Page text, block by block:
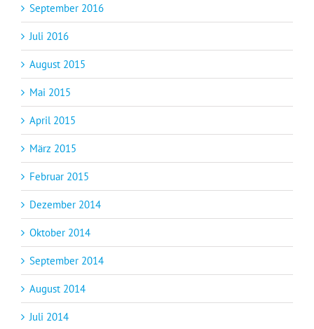
September 2016
Juli 2016
August 2015
Mai 2015
April 2015
März 2015
Februar 2015
Dezember 2014
Oktober 2014
September 2014
August 2014
Juli 2014